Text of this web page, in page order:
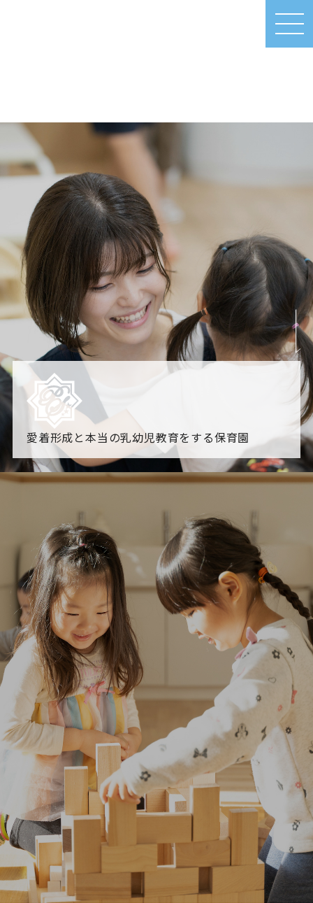
MEN
U
愛着形成と本当の乳幼児教育をする保育園
園からのお知らせ
「すくすく子育て」でリトルスター保育園が紹介されま
各園のブログ
2026.08.06 赤しそジュース作り～にじ組～2026.08.0
5 【そら組】誕生会
一覧を見る